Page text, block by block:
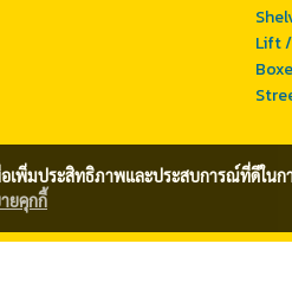
Lift
เพิ่มประสิทธิภาพและประสบการณ์ที่ดีในก
ยคุกกี้